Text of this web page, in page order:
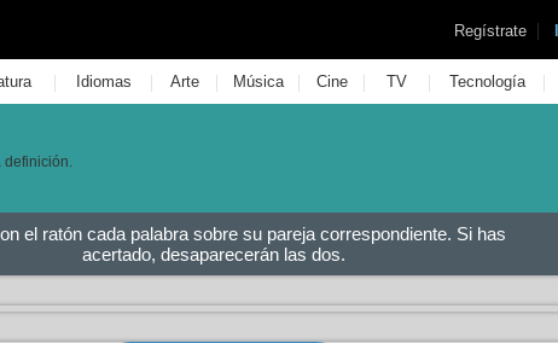
Regístrate |
| Idiomas | Arte | Música | Cine | TV | Tecnología |
definición.
el ratón cada palabra sobre su pareja correspondiente. Si has
acertado, desaparecerán las dos.